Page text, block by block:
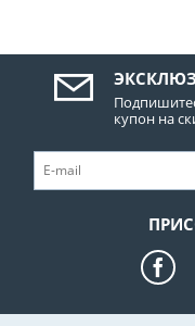
купон на